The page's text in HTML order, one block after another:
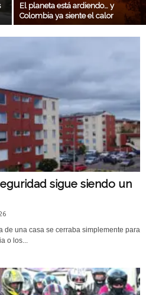
El planeta está ardiendo… y
Colombia ya siente el calor
sigue siendo un
de una casa se cerraba simplemente para
o los...